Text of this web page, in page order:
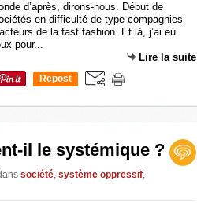
d’après, dirons-nous. Début de
en difficulté de type compagnies
de la fast fashion. Et là, j’ai eu
pour...
Lire la suite
Repost
il le systémique ?
société, système oppressif,